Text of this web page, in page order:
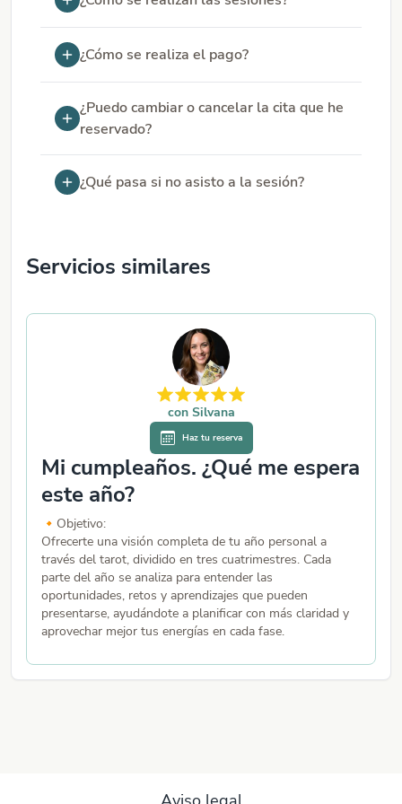
¿Cómo se realiza el pago?
¿Puedo cambiar o cancelar la cita que he
reservado?
¿Qué pasa si no asisto a la sesión?
Servicios similares
con Silvana
Haz tu reserva
Mi cumpleaños. ¿Qué me espera
este año?
🔸Objetivo:
Ofrecerte una visión completa de tu año personal a
través del tarot, dividido en tres cuatrimestres. Cada
parte del año se analiza para entender las
oportunidades, retos y aprendizajes que pueden
presentarse, ayudándote a planificar con más claridad y
aprovechar mejor tus energías en cada fase.
🔸Ideal para:
Cuando se acerca tu cumpleaños o acabas de cumplir
🔹 Formato de entrega: